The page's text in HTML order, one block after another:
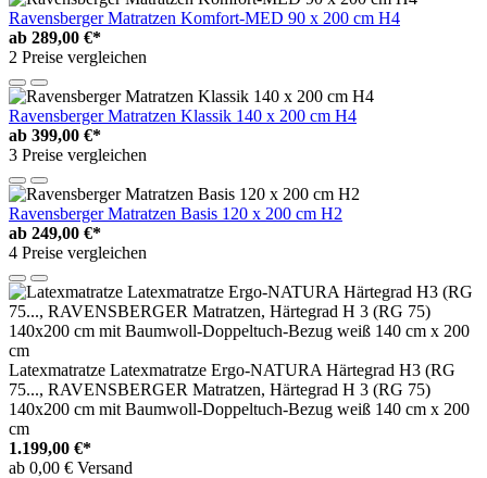
Ravensberger Matratzen Komfort-MED 90 x 200 cm H4
ab 289,00 €*
2 Preise vergleichen
Ravensberger Matratzen Klassik 140 x 200 cm H4
ab 399,00 €*
3 Preise vergleichen
Ravensberger Matratzen Basis 120 x 200 cm H2
ab 249,00 €*
4 Preise vergleichen
Latexmatratze Latexmatratze Ergo-NATURA Härtegrad H3 (RG
75..., RAVENSBERGER Matratzen, Härtegrad H 3 (RG 75)
140x200 cm mit Baumwoll-Doppeltuch-Bezug weiß 140 cm x 200
cm
1.199,00 €*
ab 0,00 € Versand